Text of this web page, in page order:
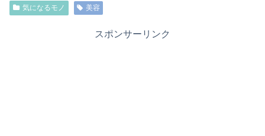
気になるモノ 美容
スポンサーリンク